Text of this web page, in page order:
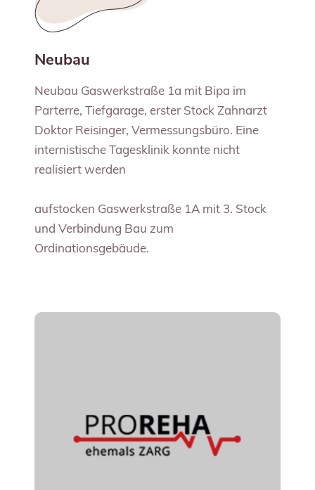
Neubau
Neubau Gaswerkstraße 1a mit Bipa im
Parterre, Tiefgarage, erster Stock Zahnarzt
Doktor Reisinger, Vermessungsbüro. Eine
internistische Tagesklinik konnte nicht
realisiert werden
aufstocken Gaswerkstraße 1A mit 3. Stock
und Verbindung Bau zum
Ordinationsgebäude.